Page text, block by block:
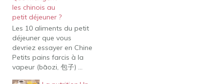
les chinois au
petit déjeuner ?
Les 10 aliments du petit
déjeuner que vous
devriez essayer en Chine
Petits pains farcis à la
vapeur (bāozi, 包子) ...